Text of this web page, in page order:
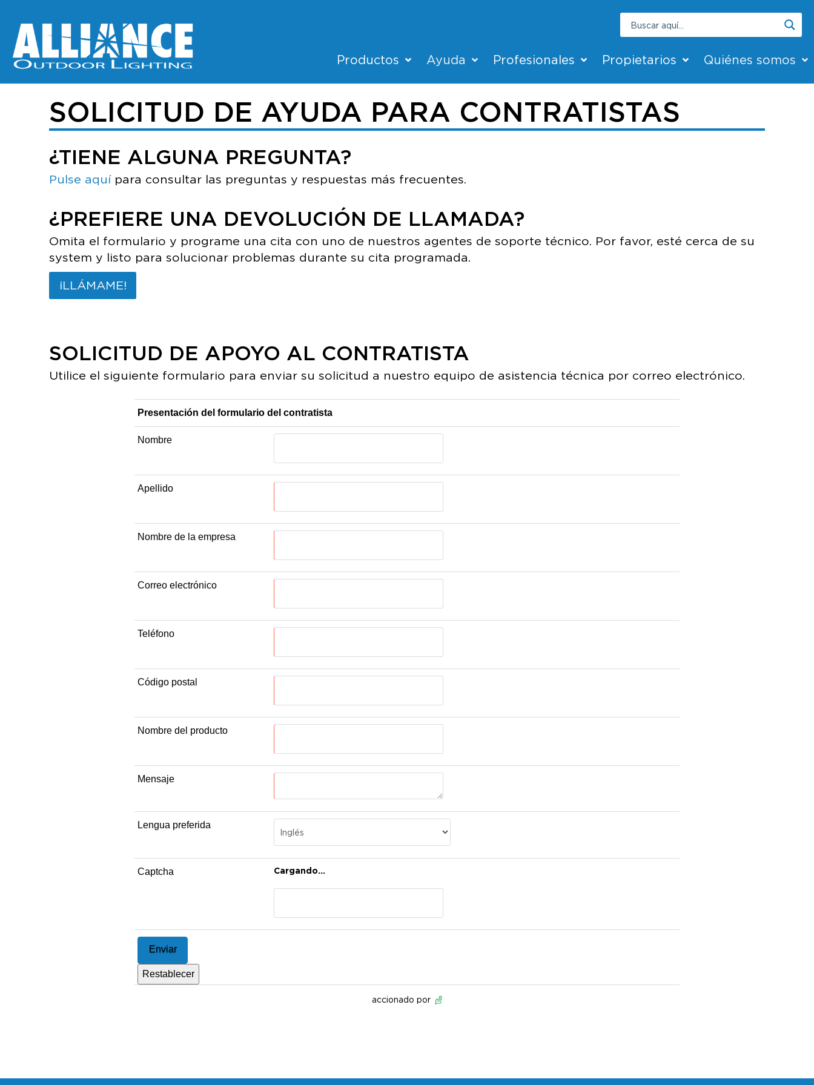
Productos Ayuda Profesionales Propietarios Quiénes somos
SOLICITUD DE AYUDA PARA CONTRATISTAS
¿TIENE ALGUNA PREGUNTA?
Pulse aquípara consultar las preguntas y respuestas más frecuentes.
¿PREFIERE UNA DEVOLUCIÓN DE LLAMADA?
Omita el formulario y programe una cita con uno de nuestros agentes de soporte técnico. Por favor, esté cerca de su
system y listo para solucionar problemas durante su cita programada.
¡LLÁMAME!
SOLICITUD DE APOYO AL CONTRATISTA
Utilice el siguiente formulario para enviar su solicitud a nuestro equipo de asistencia técnica por correo electrónico.
Presentación del formulario del contratista
Nombre
Apellido
Nombre de la empresa
Correo electrónico
Teléfono
Código postal
Nombre del producto
Mensaje
Lengua preferida
Captcha Cargando...
accionado por